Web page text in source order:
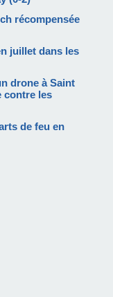
récompensée
juillet dans les
drone à Saint
contre les
de feu en